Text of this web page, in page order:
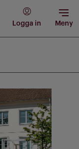
Logga in Meny